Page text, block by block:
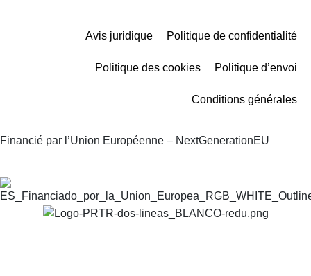
Avis juridique Politique de confidentialité
Politique des cookies Politique d’envoi
Conditions générales
Financié par l’Union Européenne – NextGenerationEU